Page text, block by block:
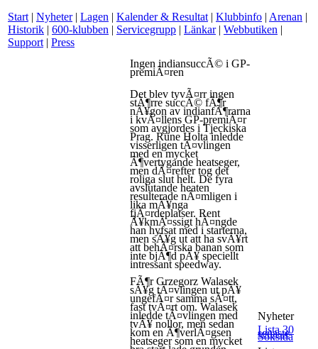
Start | Nyheter| Lagen | Kalender & Resultat | Klubbinfo | Arenan |
Historik | 600-klubben | Servicegrupp | Länkar| Webbutiken |
Support | Press
Ingen indiansuccÃ© i GP-
premiÃ¤ren
Det blev tyvÃ¤rr ingen
stÃ¶rre succÃ© fÃ¶r
nÃ¥gon av indianfÃ¶rarna
i kvÃ¤llens GP-premiÃ¤r
som avgjordes i Tjeckiska
Prag. Rune Holta inledde
visserligen tÃ¤vlingen
med en mycket
Ã¶vertygande heatseger,
men dÃ¤refter tog det
roliga slut helt. De fyra
avslutande heaten
resulterade nÃ¤mligen i
lika mÃ¥nga
fjÃ¤rdeplatser. Rent
Ã¥kmÃ¤ssigt hÃ¤ngde
han hyfsat med i starterna,
men sÃ¥g ut att ha svÃ¥rt
att behÃ¤rska banan som
inte bjÃ¶d pÃ¥ speciellt
intressant speedway.
FÃ¶r Grzegorz Walasek
sÃ¥g tÃ¤vlingen ut pÃ¥
ungefÃ¤r samma sÃ¤tt,
fast tvÃ¤rt om. Walasek
inledde tÃ¤vlingen med
tvÃ¥ nollor, men sedan
kom en Ã¶verlÃ¤gsen
heatseger som en mycket
Nyheter
Lista 30
senaste
Söksida